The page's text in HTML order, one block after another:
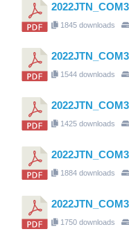
1845 downloads
1544 downloads
1425 downloads
1884 downloads
1750 downloads